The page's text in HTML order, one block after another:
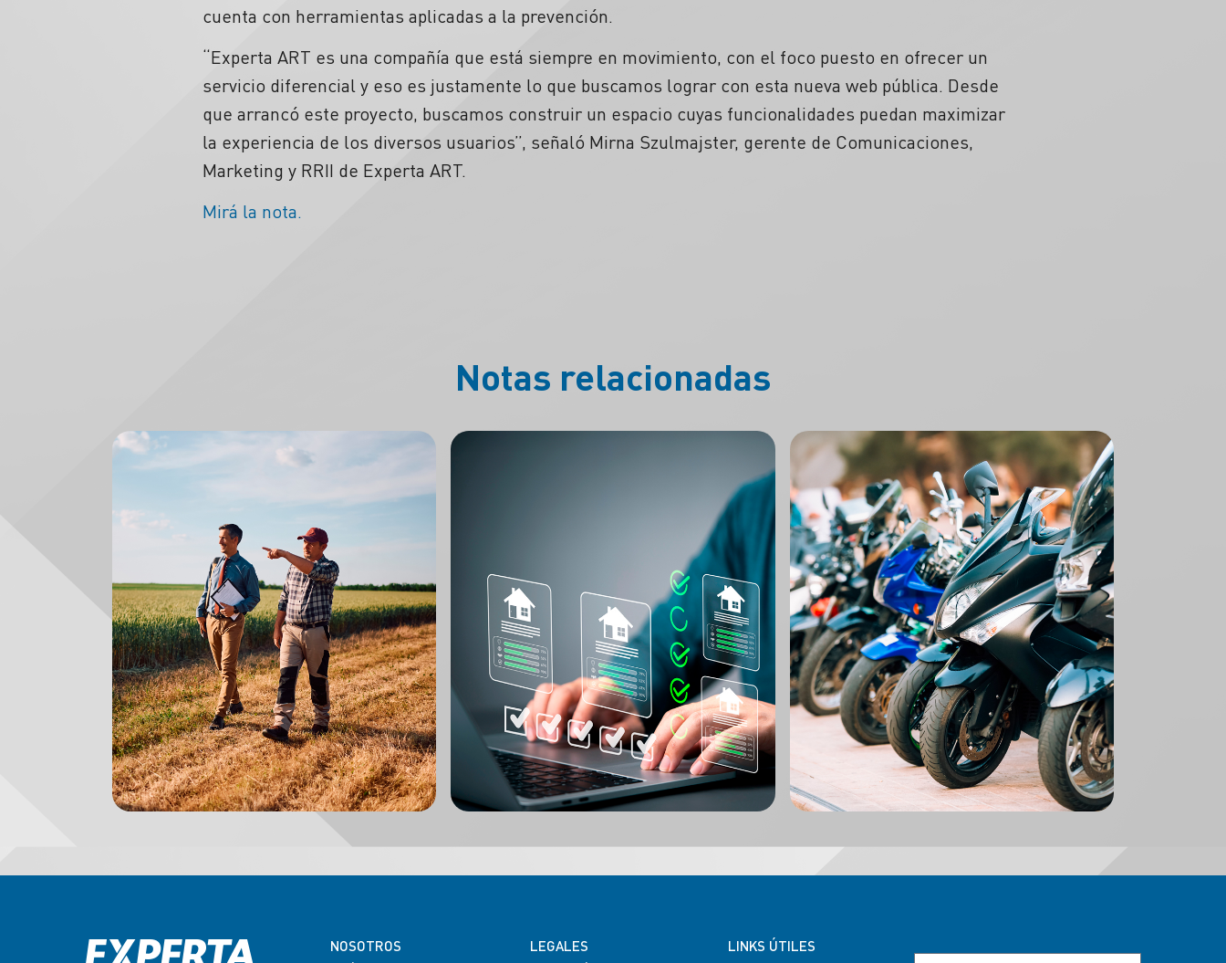
cuenta con herramientas aplicadas a la prevención.
“Experta ART es una compañía que está siempre en movimiento, con el foco puesto en ofrecer un
servicio diferencial y eso es justamente lo que buscamos lograr con esta nueva web pública. Desde
que arrancó este proyecto, buscamos construir un espacio cuyas funcionalidades puedan maximizar
la experiencia de los diversos usuarios”, señaló Mirna Szulmajster, gerente de Comunicaciones,
Marketing y RRII de Experta ART.
Mirá la nota.
Notas relacionadas
NOSOTROS
LEGALES
LINKS ÚTILES